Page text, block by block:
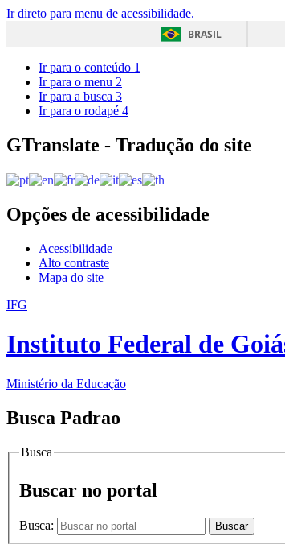
Ir direto para menu de acessibilidade.
BRASIL
Ir para o conteúdo 1
Ir para o menu 2
Ir para a busca 3
Ir para o rodapé 4
GTranslate - Tradução do site
Opções de acessibilidade
Acessibilidade
Alto contraste
Mapa do site
IFG
Instituto Federal de
Ministério da Educação
Busca Padrao
Busca
Buscar no portal
Busca: Buscar